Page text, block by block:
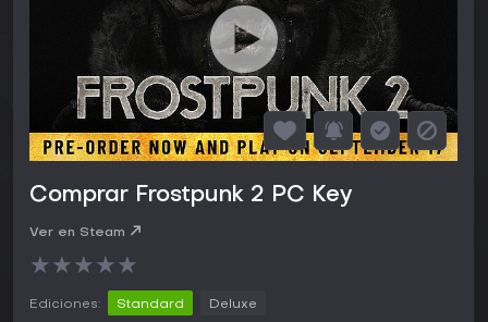
Comprar Frostpunk 2 PC Key
Ver en Steam
★★★★★
Ediciones: Standard Deluxe